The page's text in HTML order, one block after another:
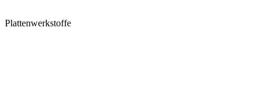
Plattenwerkstoffe